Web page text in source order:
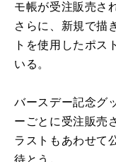
モ帳が受注販売さ
さらに、新規で描
トを使用したポス
いる。
バースデー記念グ
ーごとに受注販売
ラストもあわせて